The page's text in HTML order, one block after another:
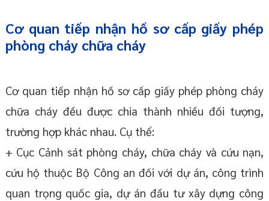
Cơ quan tiếp nhận hồ sơ cấp giấy phép
phòng cháy chữa cháy
Cơ quan tiếp nhận hồ sơ cấp giấy phép phòng cháy
chữa cháy đều được chia thành nhiều đối tượng,
trường hợp khác nhau. Cụ thể:
+ Cục Cảnh sát phòng cháy, chữa cháy và cứu nạn,
cứu hộ thuộc Bộ Công an đối với dự án, công trình
quan trọng quốc gia, dự án đầu tư xây dựng công